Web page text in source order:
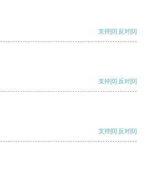
支持[0] 反对[0]
支持[0] 反对[0]
支持[0] 反对[0]